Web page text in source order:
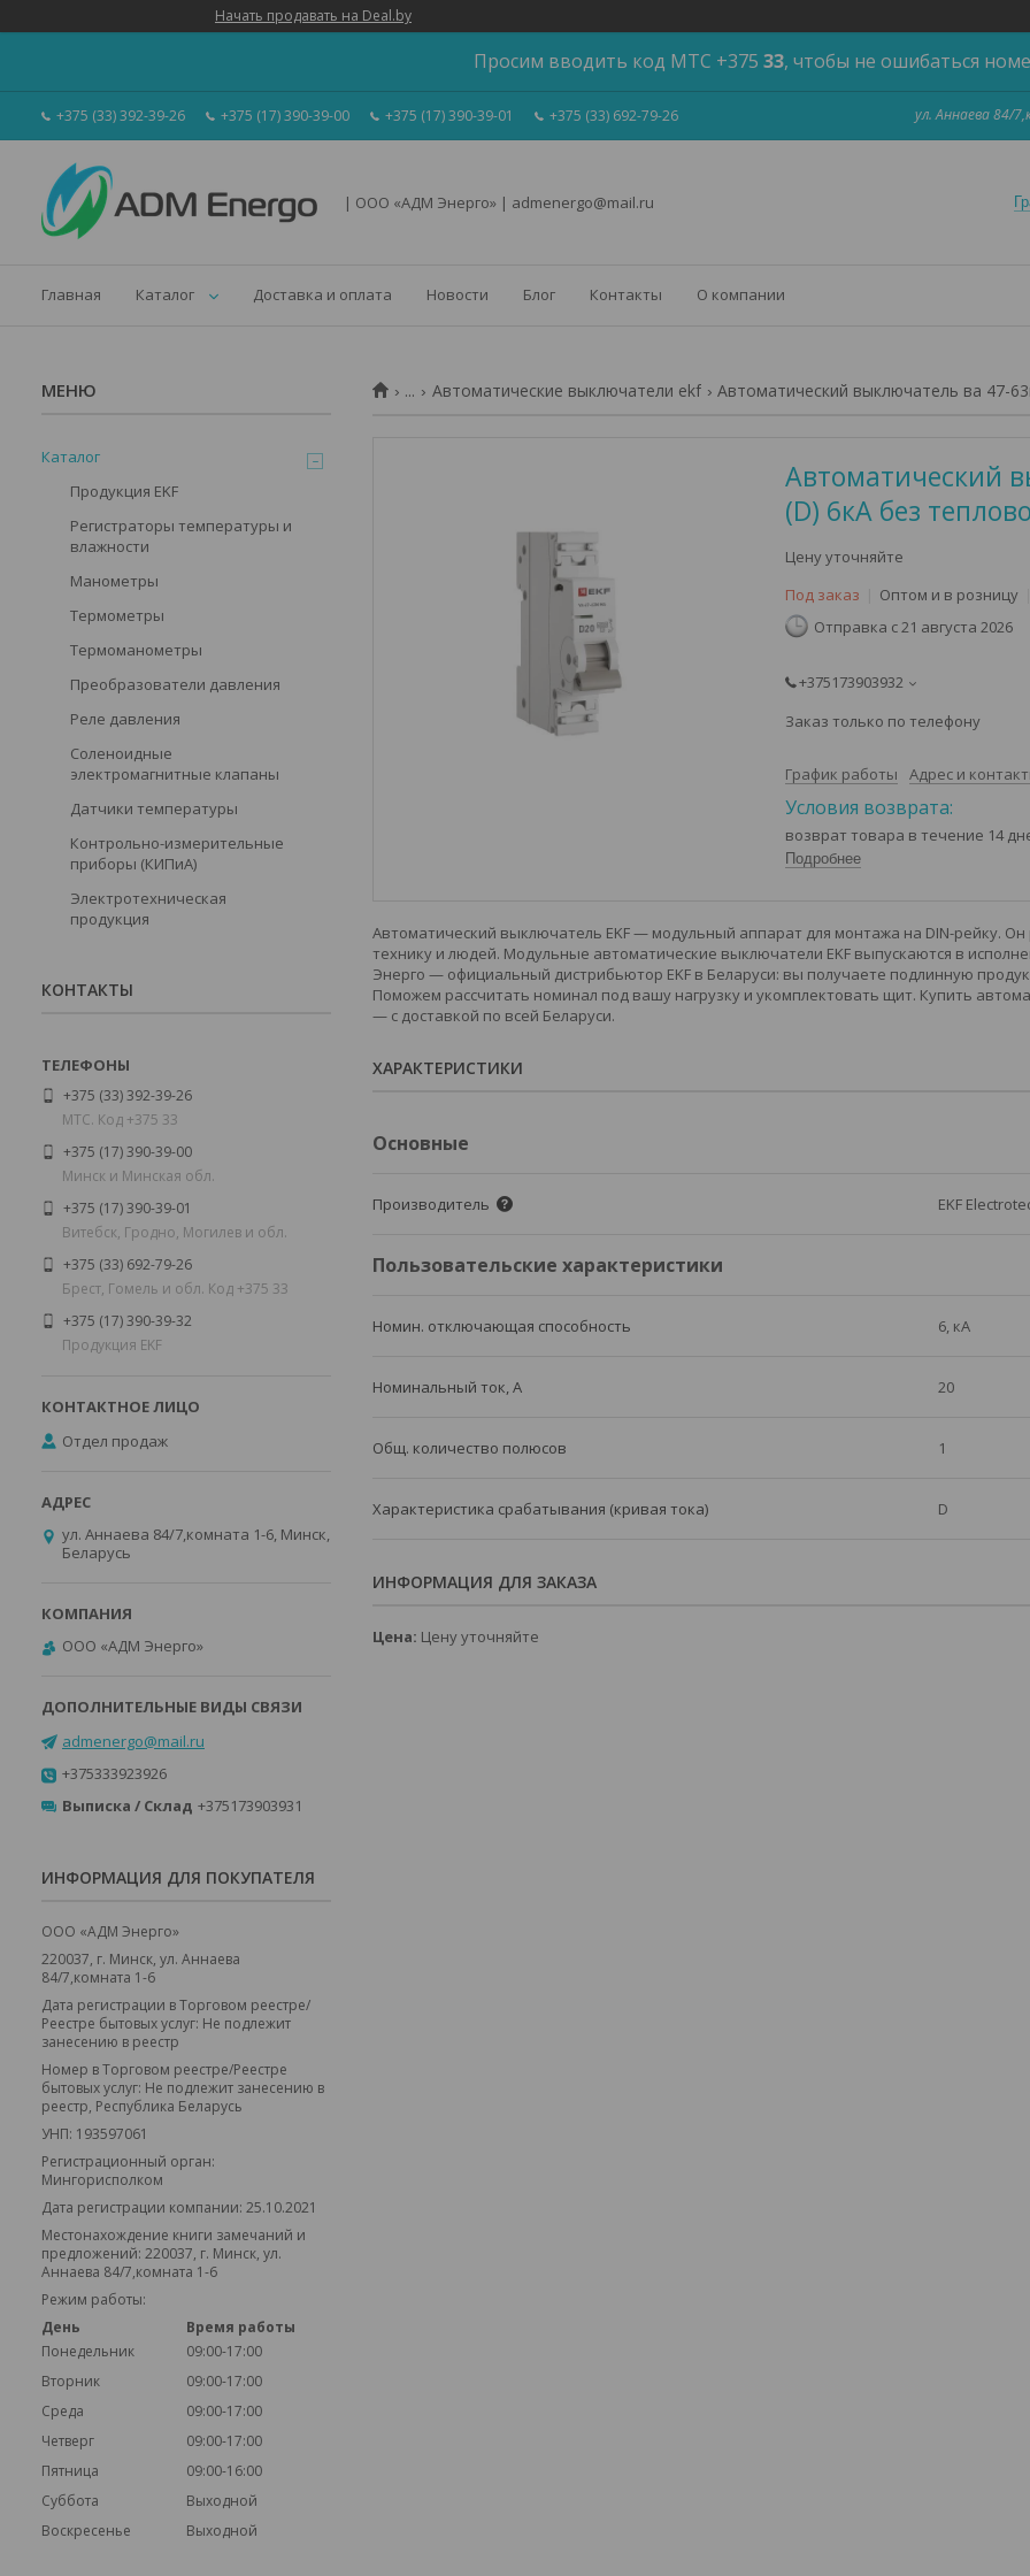
Начать продавать на Deal.by
Просим вводить код МТС +375 33, чтобы не ошибаться
+375 (33) 392-39-26 +375 (17) 390-39-00 +375 (17) 390-39-01 +375 (33) 692-79-26 ул. Аннаева 84/
| ООО «АДМ Энерго» | admenergo@mail.ru
Главная Каталог Доставка и оплата Новости Блог Контакты О компании
... Автоматические выключатели ekf Автоматический выключатель ва 47-
Автоматический
(D) 6кА без
Цену уточняйте
Под заказ
Оптом и в розницу
Отправка с 21 августа 2026
+375173903932
Заказ только по телефону
График работы Адрес и
возврат товара в течение 14
Подробнее
Автоматический выключатель EKF — модульный аппарат для монтажа на DIN-рейку.
технику и людей. Модульные автоматические выключатели EKF выпускаются в
Энерго — официальный дистрибьютор EKF в Беларуси: вы получаете подлинную
Поможем рассчитать номинал под вашу нагрузку и укомплектовать щит. Купить
— с доставкой по всей Беларуси.
ХАРАКТЕРИСТИКИ
Основные
Производитель EKF
Пользовательские характеристики
Номин. отключающая способность 6, кА
Номинальный ток, А 20
Общ. количество полюсов 1
Характеристика срабатывания (кривая тока) D
ИНФОРМАЦИЯ ДЛЯ ЗАКАЗА
Цена: Цену уточняйте
Каталог
Продукция EKF
Регистраторы температуры и
влажности
Манометры
Термометры
Термоманометры
Преобразователи давления
Реле давления
Соленоидные
электромагнитные клапаны
Датчики температуры
Контрольно-измерительные
приборы (КИПиА)
Электротехническая
продукция
КОНТАКТЫ
+375 (33) 392-39-26
МТС. Код +375 33
+375 (17) 390-39-00
Минск и Минская обл.
+375 (17) 390-39-01
Витебск, Гродно, Могилев и обл.
+375 (33) 692-79-26
Брест, Гомель и обл. Код +375 33
+375 (17) 390-39-32
Продукция EKF
Отдел продаж
ул. Аннаева 84/7,комната 1-6, Минск,
Беларусь
ООО «АДМ Энерго»
admenergo@mail.ru
+375333923926
Выписка / Склад +375173903931
ИНФОРМАЦИЯ ДЛЯ ПОКУПАТЕЛЯ
ООО «АДМ Энерго»
220037, г. Минск, ул. Аннаева
84/7,комната 1-6
Дата регистрации в Торговом реестре/
Реестре бытовых услуг: Не подлежит
занесению в реестр
Номер в Торговом реестре/Реестре
бытовых услуг: Не подлежит занесению в
реестр, Республика Беларусь
УНП: 193597061
Регистрационный орган:
Мингорисполком
Дата регистрации компании: 25.10.2021
Местонахождение книги замечаний и
предложений: 220037, г. Минск, ул.
Аннаева 84/7,комната 1-6
Режим работы:
День
Время работы
Понедельник
09:00-17:00
Вторник
09:00-17:00
Среда
09:00-17:00
Четверг
09:00-17:00
Пятница
09:00-16:00
Суббота
Выходной
Воскресенье
Выходной